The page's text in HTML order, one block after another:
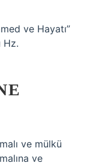
ve Hayatı”
Hz.
ve mülkü
ve